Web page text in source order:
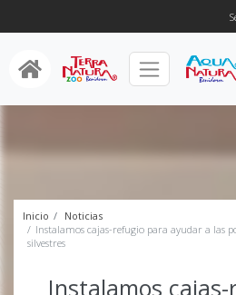
Inicio
Noticias
Instalamos cajas-refugio para ayudar a las
silvestres
Instalamos